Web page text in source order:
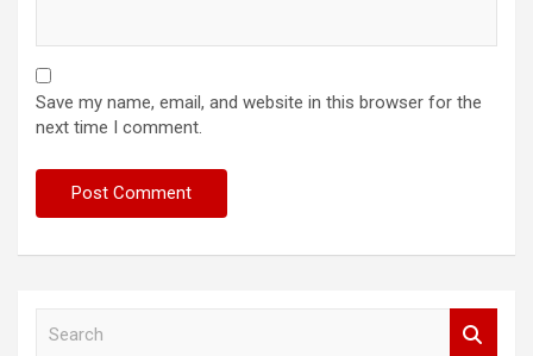
Save my name, email, and website in this browser for the
next time I comment.